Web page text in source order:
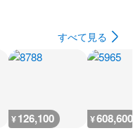
すべて見る
¥126,100 ¥608,600